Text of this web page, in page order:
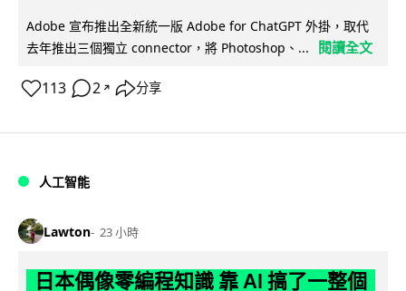
Adobe 宣布推出全新統一版 Adobe for ChatGPT 外掛，取代
去年推出三個獨立 connector，將 Photoshop、...
閱讀全文
113 2 ↗ 分享
人工智能
Lawton 23 小時
日本偶像零編程知識 靠 AI 搞了一整個